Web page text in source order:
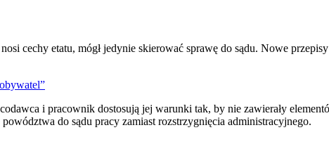
cechy etatu, mógł jedynie skierować sprawę do sądu. Nowe
i pracownik dostosują jej warunki tak, by nie zawierały
do sądu pracy zamiast rozstrzygnięcia administracyjnego.